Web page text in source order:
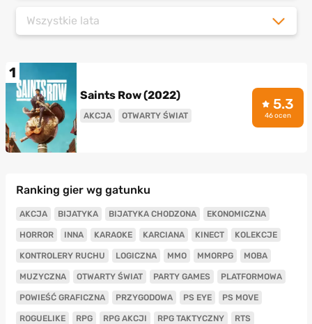
Wszystkie lata
1
Saints Row (2022)
AKCJA OTWARTY ŚWIAT
5.3
46 ocen
Ranking gier wg gatunku
AKCJA BIJATYKA BIJATYKA CHODZONA EKONOMICZNA
HORROR INNA KARAOKE KARCIANA KINECT KOLEKCJE
KONTROLERY RUCHU LOGICZNA MMO MMORPG MOBA
MUZYCZNA OTWARTY ŚWIAT PARTY GAMES PLATFORMOWA
POWIEŚĆ GRAFICZNA PRZYGODOWA PS EYE PS MOVE
ROGUELIKE RPG RPG AKCJI RPG TAKTYCZNY RTS